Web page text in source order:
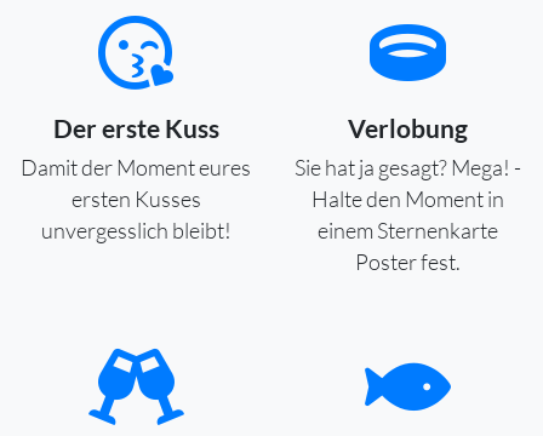
Der erste Kuss
Damit der Moment eures
ersten Kusses
unvergesslich bleibt!
Verlobung
Sie hat ja gesagt? Mega! -
Halte den Moment in
einem Sternenkarte
Poster fest.